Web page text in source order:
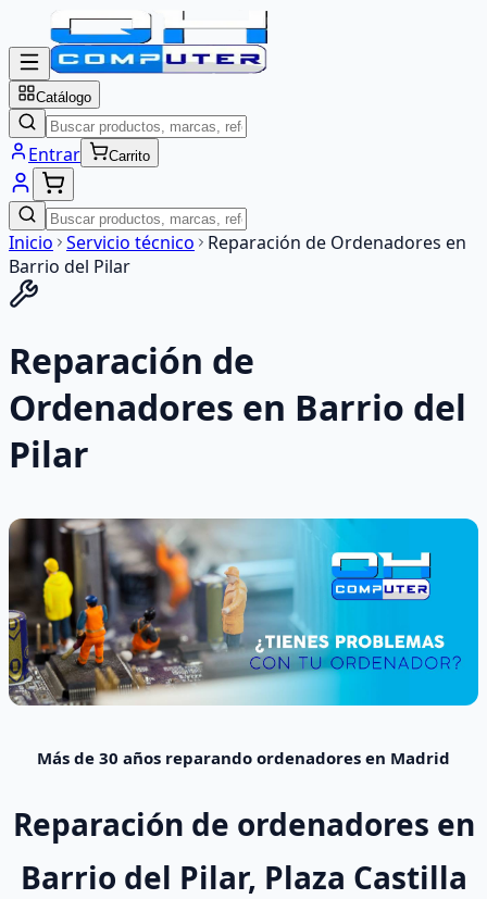
Catálogo
Entrar Carrito
Inicio Servicio técnico
Reparación de Ordenadores en
Barrio del Pilar
Reparación de
Ordenadores en Barrio del
Pilar
Más de 30 años reparando ordenadores en Madrid
Reparación de ordenadores en
Barrio del Pilar, Plaza Castilla